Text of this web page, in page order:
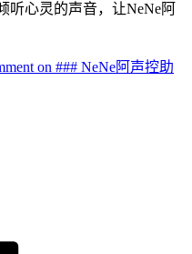
听心灵的声音，让NeNe阿
on ### NeNe阿声控助